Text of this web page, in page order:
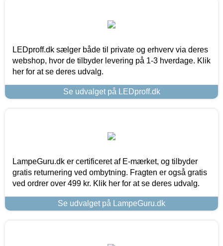
LEDproff.dk sælger både til private og erhverv via deres
webshop, hvor de tilbyder levering på 1-3 hverdage. Klik
her for at se deres udvalg.
Se udvalget på LEDproff.dk
LampeGuru.dk er certificeret af E-mærket, og tilbyder
gratis returnering ved ombytning. Fragten er også gratis
ved ordrer over 499 kr. Klik her for at se deres udvalg.
Se udvalget på LampeGuru.dk